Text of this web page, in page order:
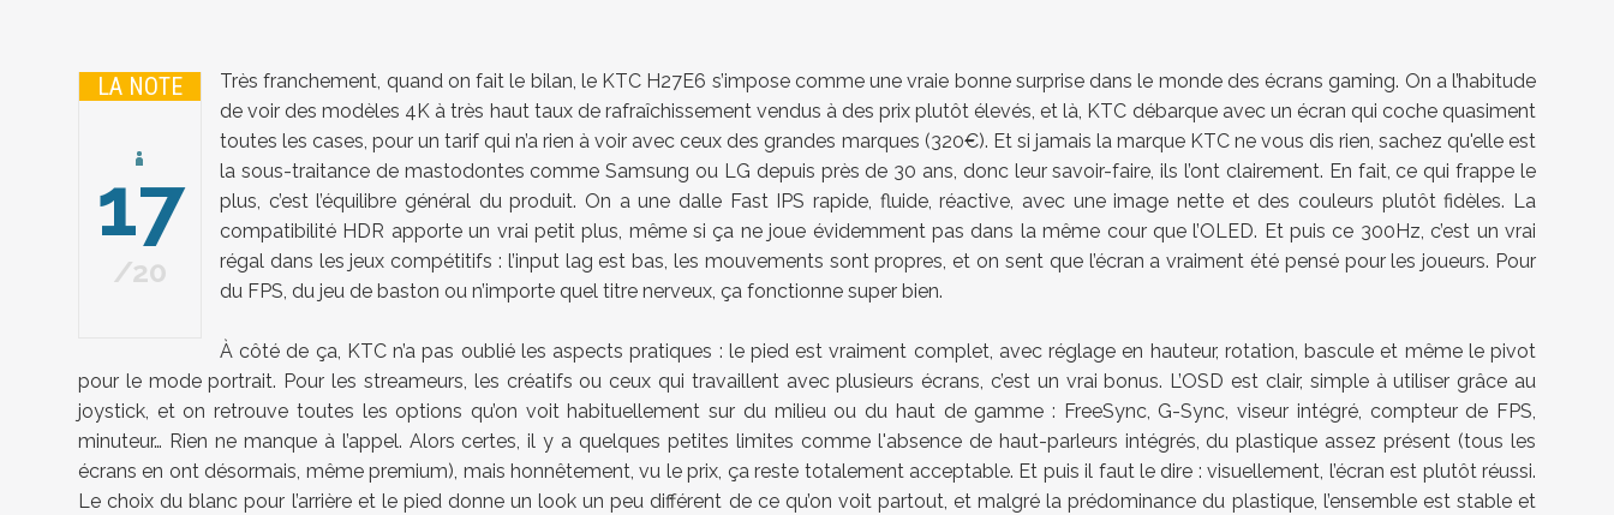
LA NOTE
17
20
Très franchement, quand on fait le bilan, le KTC H27E6 s’impose comme une vraie bonne surprise dans le monde des écrans gaming. On a l’habitude
de voir des modèles 4K à très haut taux de rafraîchissement vendus à des prix plutôt élevés, et là, KTC débarque avec un écran qui coche quasiment
toutes les cases, pour un tarif qui n’a rien à voir avec ceux des grandes marques (320€). Et si jamais la marque KTC ne vous dis rien, sachez qu'elle est
la sous-traitance de mastodontes comme Samsung ou LG depuis près de 30 ans, donc leur savoir-faire, ils l’ont clairement. En fait, ce qui frappe le
plus, c’est l’équilibre général du produit. On a une dalle Fast IPS rapide, fluide, réactive, avec une image nette et des couleurs plutôt fidèles. La
compatibilité HDR apporte un vrai petit plus, même si ça ne joue évidemment pas dans la même cour que l’OLED. Et puis ce 300Hz, c’est un vrai
régal dans les jeux compétitifs : l’input lag est bas, les mouvements sont propres, et on sent que l’écran a vraiment été pensé pour les joueurs. Pour
du FPS, du jeu de baston ou n’importe quel titre nerveux, ça fonctionne super bien.
À côté de ça, KTC n’a pas oublié les aspects pratiques : le pied est vraiment complet, avec réglage en hauteur, rotation, bascule et même le pivot
pour le mode portrait. Pour les streameurs, les créatifs ou ceux qui travaillent avec plusieurs écrans, c’est un vrai bonus. L’OSD est clair, simple à utiliser grâce au
joystick, et on retrouve toutes les options qu’on voit habituellement sur du milieu ou du haut de gamme : FreeSync, G-Sync, viseur intégré, compteur de FPS,
minuteur… Rien ne manque à l’appel. Alors certes, il y a quelques petites limites comme l'absence de haut-parleurs intégrés, du plastique assez présent (tous les
écrans en ont désormais, même premium), mais honnêtement, vu le prix, ça reste totalement acceptable. Et puis il faut le dire : visuellement, l’écran est plutôt réussi.
Le choix du blanc pour l’arrière et le pied donne un look un peu différent de ce qu’on voit partout, et malgré la prédominance du plastique, l’ensemble est stable et